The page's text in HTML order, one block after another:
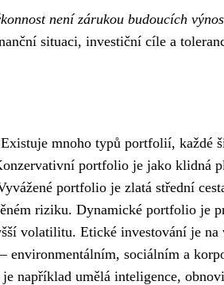
není zárukou budoucích
situaci, investiční cíle a
mnoho typů portfolií, každé
portfolio je jako klidná
portfolio je zlatá střední
riziku. Dynamické portfolio je
volatilitu. Etické investování je na
environmentálním, sociálním a
například umělá inteligence,